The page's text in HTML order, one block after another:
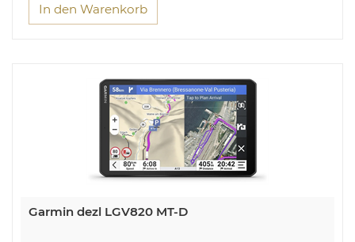
In den Warenkorb
Garmin dezl LGV820 MT-D